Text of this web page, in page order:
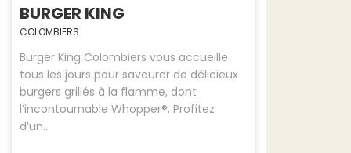
BURGER KING
COLOMBIERS
Burger King Colombiers vous accueille
tous les jours pour savourer de délicieux
burgers grillés à la flamme, dont
l’incontournable Whopper®. Profitez
d’un...